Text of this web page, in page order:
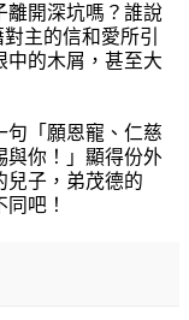
離開深坑嗎？誰說
主的信和愛所引
中的木屑，甚至大
句「願恩寵、仁慈
與你！」顯得份外
兒子，弟茂德的
吧！